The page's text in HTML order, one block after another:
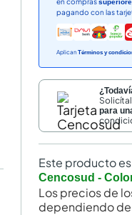
pagando con las
Aplican Términos y
para
Este producto
Cencosud -
Los precios de
dependiendo de